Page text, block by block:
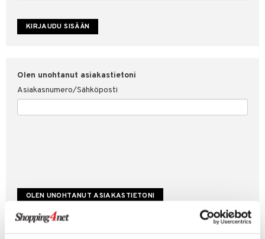
Olen unohtanut asiakastietoni
Asiakasnumero/Sähköposti
suojaus